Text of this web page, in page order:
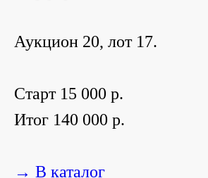
Аукцион 20, лот 17.
Старт 15 000 р.
Итог 140 000 р.
→ В каталог